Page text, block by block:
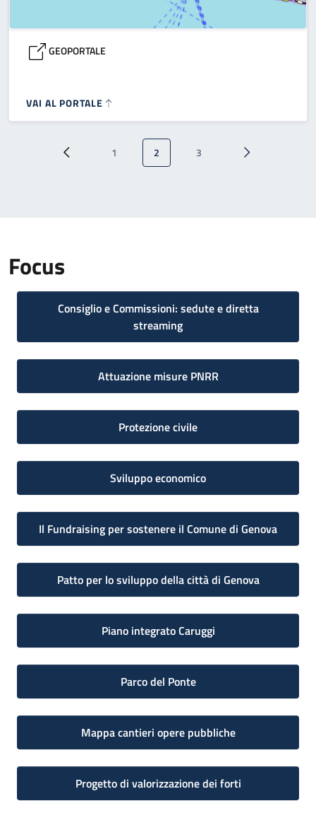
GEOPORTALE
VAI AL PORTALE
Paginazione
Pagina precedente
Pagina
1 Pagina attuale
2 Pagina
3 Pagina
Focus
Consiglio e Commissioni: sedute e diretta
streaming
Attuazione misure PNRR
Protezione civile
Sviluppo economico
Il Fundraising per sostenere il Comune di Genova
Patto per lo sviluppo della città di Genova
Piano integrato Caruggi
Parco del Ponte
Mappa cantieri opere pubbliche
Progetto di valorizzazione dei forti